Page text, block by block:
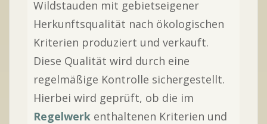
Wildstauden mit gebietseigener
Herkunftsqualität nach ökologischen
Kriterien produziert und verkauft.
Diese Qualität wird durch eine
regelmäßige Kontrolle sichergestellt.
Hierbei wird geprüft, ob die im
Regelwerk enthaltenen Kriterien und